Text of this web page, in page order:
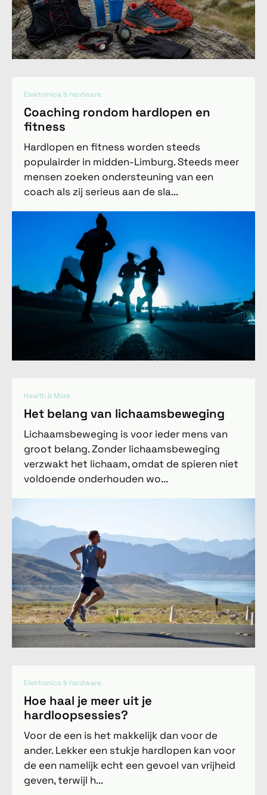
Elektronica & hardware
Coaching rondom hardlopen en
fitness
Hardlopen en fitness worden steeds
populairder in midden-Limburg. Steeds meer
mensen zoeken ondersteuning van een
coach als zij serieus aan de sla...
Health & More
Het belang van lichaamsbeweging
Lichaamsbeweging is voor ieder mens van
groot belang. Zonder lichaamsbeweging
verzwakt het lichaam, omdat de spieren niet
voldoende onderhouden wo...
Elektronica & hardware
Hoe haal je meer uit je
hardloopsessies?
Voor de een is het makkelijk dan voor de
ander. Lekker een stukje hardlopen kan voor
de een namelijk echt een gevoel van vrijheid
geven, terwijl h...